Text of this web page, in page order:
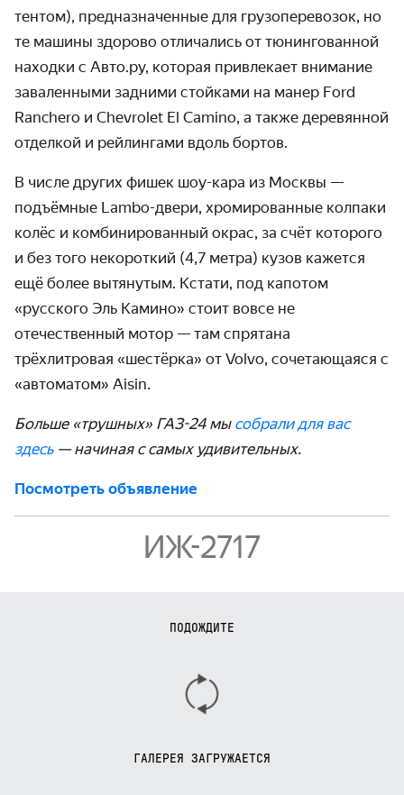
тентом), предназначенные для грузоперевозок, но
те машины здорово отличались от тюнингованной
находки с Авто.ру, которая привлекает внимание
заваленными задними стойками на манер Ford
Ranchero и Chevrolet El Camino, а также деревянной
отделкой и рейлингами вдоль бортов.
В числе других фишек шоу-кара из Москвы —
подъёмные Lambo-двери, хромированные колпаки
колёс и комбинированный окрас, за счёт которого
и без того некороткий (4,7 метра) кузов кажется
ещё более вытянутым. Кстати, под капотом
«русского Эль Камино» стоит вовсе не
отечественный мотор — там спрятана
трёхлитровая «шестёрка» от Volvo, сочетающаяся с
«автоматом» Aisin.
Больше «трушных» ГАЗ-24 мы собрали для вас
здесь— начиная с самых удивительных.
Посмотреть объявление
ИЖ-2717
ПОДОЖДИТЕ
ГАЛЕРЕЯ ЗАГРУЖАЕТСЯ